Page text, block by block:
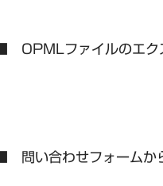
■ OPMLファイルのエク
■ 問い合わせフォームか